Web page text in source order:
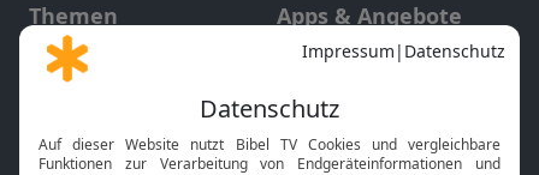
Themen
Gott und Bibel erklärt
Neuigkeiten
Apps & Angebote
Mobile App
Smart TV